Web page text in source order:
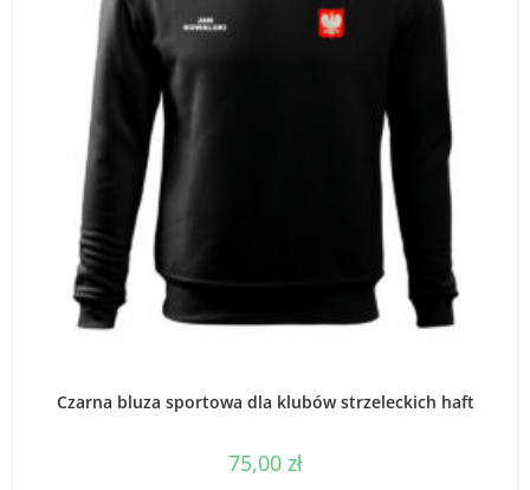
Czarna bluza sportowa dla klubów strzeleckich haft
75,00 zł